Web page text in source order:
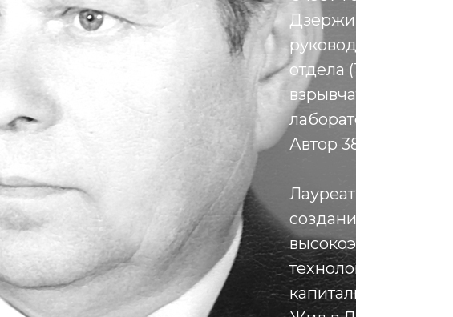
Дзержинск):
руководитель
отдела (1963-1970),
взрывчатых
лаборатории (1975-
Автор 38
Лауреат
создание и
технологий в
капитального